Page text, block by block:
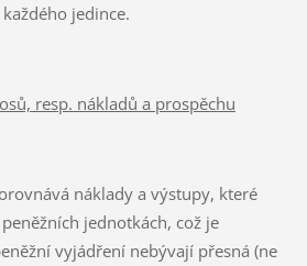
jedince.
resp. nákladů a prospěchu
náklady a výstupy, které
jednotkách, což je
vyjádření nebývají přesná (ne